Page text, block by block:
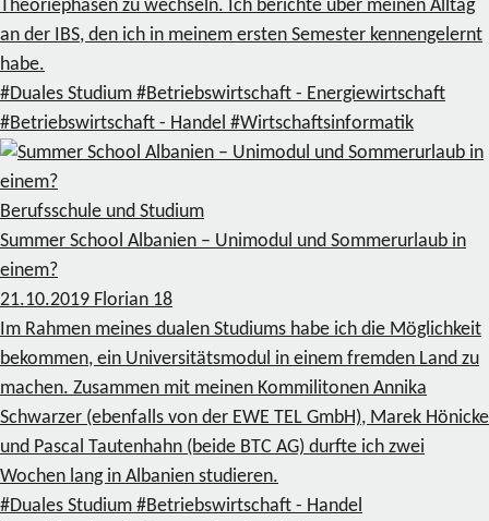
Theoriephasen zu wechseln. Ich berichte über meinen Alltag
an der IBS, den ich in meinem ersten Semester kennengelernt
habe.
#Duales Studium #Betriebswirtschaft - Energiewirtschaft
#Betriebswirtschaft - Handel #Wirtschaftsinformatik
Berufsschule und Studium
Summer School Albanien – Unimodul und Sommerurlaub in
einem?
21.10.2019 Florian 18
Im Rahmen meines dualen Studiums habe ich die Möglichkeit
bekommen, ein Universitätsmodul in einem fremden Land zu
machen. Zusammen mit meinen Kommilitonen Annika
Schwarzer (ebenfalls von der EWE TEL GmbH), Marek Hönicke
und Pascal Tautenhahn (beide BTC AG) durfte ich zwei
Wochen lang in Albanien studieren.
#Duales Studium #Betriebswirtschaft - Handel